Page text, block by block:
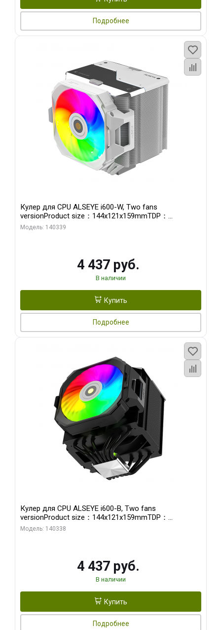
Подробнее
Кулер для CPU ALSEYE i600-W, Two fans
versionProduct size：144x121x159mmTDP：
270WSoldering technology CD textureApplication:Intel：
Модель: 140339
4 437 руб.
В наличии
Купить
Подробнее
Кулер для CPU ALSEYE i600-B, Two fans
versionProduct size：144x121x159mmTDP：
270WSoldering technology CD textureApplication:Intel：
Модель: 140338
4 437 руб.
В наличии
Купить
Подробнее